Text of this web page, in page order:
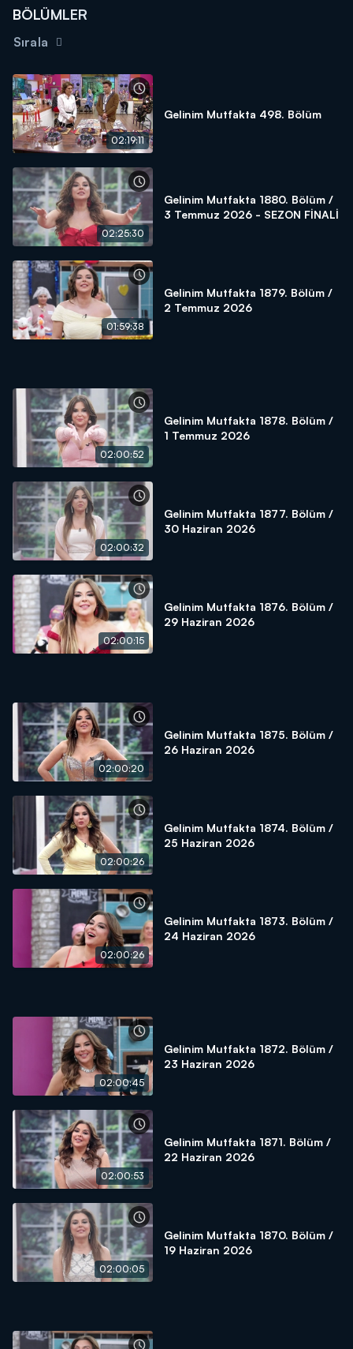
yemek yaparım, altınları kaparım!"
formunu doldurmaya başlayın!
BAŞVURULARINIZ İÇİN WHATSAPP HATTI:
BAŞVURULARINIZ İÇİN WEB
ADRESİ:https://www.kanald.com.tr/gelinim-mutfakta-basvuru-
formu
Gelinim Mutfakta, yeni bölümleriyle hafta içi her gün Kanal
D'de!
BÖLÜMLER
Sırala
02:19:11
Gelinim Mutfakta 498. Bölüm
02:25:30
Gelinim Mutfakta 1880. Bölüm /
3 Temmuz 2026 - SEZON FİNALİ
01:59:38
Gelinim Mutfakta 1879. Bölüm /
2 Temmuz 2026
02:00:52
Gelinim Mutfakta 1878. Bölüm /
1 Temmuz 2026
02:00:32
Gelinim Mutfakta 1877. Bölüm /
30 Haziran 2026
02:00:15
Gelinim Mutfakta 1876. Bölüm /
29 Haziran 2026
02:00:20
Gelinim Mutfakta 1875. Bölüm /
26 Haziran 2026
02:00:26
Gelinim Mutfakta 1874. Bölüm /
25 Haziran 2026
02:00:26
Gelinim Mutfakta 1873. Bölüm /
24 Haziran 2026
02:00:45
Gelinim Mutfakta 1872. Bölüm /
23 Haziran 2026
02:00:53
Gelinim Mutfakta 1871. Bölüm /
22 Haziran 2026
02:00:05
Gelinim Mutfakta 1870. Bölüm /
19 Haziran 2026